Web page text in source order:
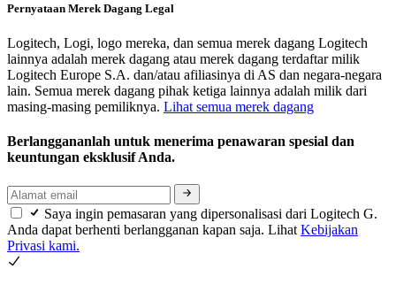
Pernyataan Merek Dagang Legal
Logitech, Logi, logo mereka, dan semua merek dagang Logitech
lainnya adalah merek dagang atau merek dagang terdaftar milik
Logitech Europe S.A. dan/atau afiliasinya di AS dan negara-negara
lain. Semua merek dagang pihak ketiga lainnya adalah milik dari
masing-masing pemiliknya. Lihat semua merek dagang
Berlanggananlah untuk menerima penawaran spesial dan
keuntungan eksklusif Anda.
Saya ingin pemasaran yang dipersonalisasi dari Logitech G.
Anda dapat berhenti berlangganan kapan saja. Lihat Kebijakan
Privasi kami.